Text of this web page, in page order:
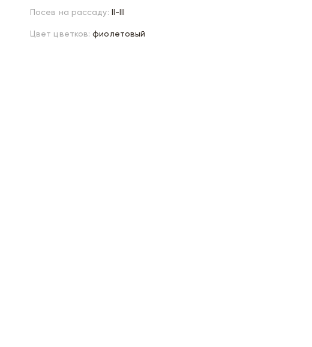
Посев на рассаду: II-III
Цвет цветков: фиолетовый